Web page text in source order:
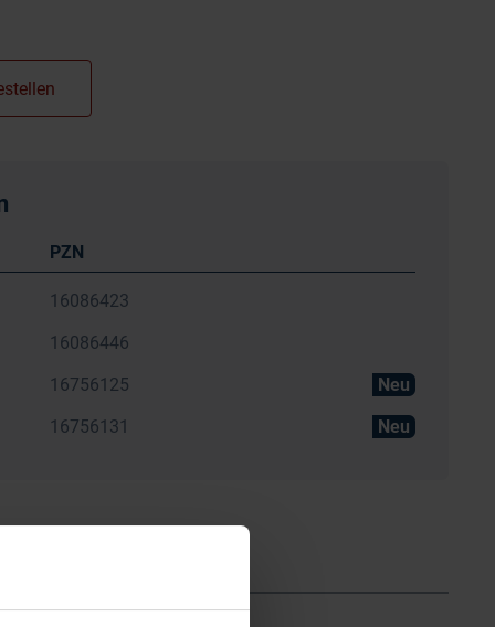
PZN
16086423
16086446
16756125
Neu
16756131 Neu